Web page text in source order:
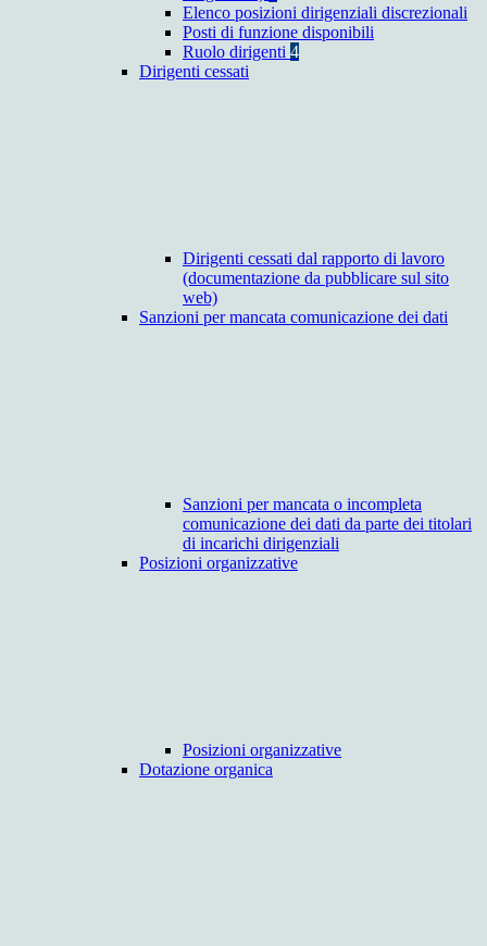
Elenco posizioni dirigenziali discrezionali
Posti di funzione disponibili
Ruolo dirigenti 4
Dirigenti cessati
Dirigenti cessati dal rapporto di lavoro
(documentazione da pubblicare sul sito
web)
Sanzioni per mancata comunicazione dei dati
Sanzioni per mancata o incompleta
comunicazione dei dati da parte dei titolari
di incarichi dirigenziali
Posizioni organizzative
Posizioni organizzative
Dotazione organica